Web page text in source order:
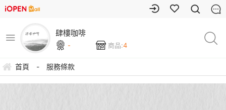
肆樓咖啡
- 商品:4
首頁 - 服務條款